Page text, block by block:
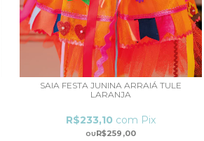
SAIA FESTA JUNINA ARRAIÁ TULE
LARANJA
R$259,00
R$233,10 com Pix